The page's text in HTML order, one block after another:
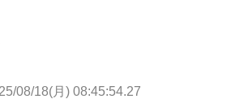
08/18(月) 08:45:54.27